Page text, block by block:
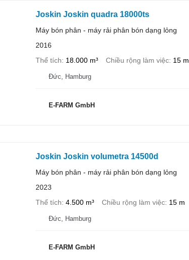
Joskin Joskin quadra 18000ts
Máy bón phân - máy rải phân bón dạng lỏng
2016
Thể tích
18.000 m³ Chiều rộng làm việc 15 m
Đức, Hamburg
E-FARM GmbH
Joskin Joskin volumetra 14500d
Máy bón phân - máy rải phân bón dạng lỏng
2023
Thể tích 4.500 m³ Chiều rộng làm việc 15 m
Đức, Hamburg
E-FARM GmbH